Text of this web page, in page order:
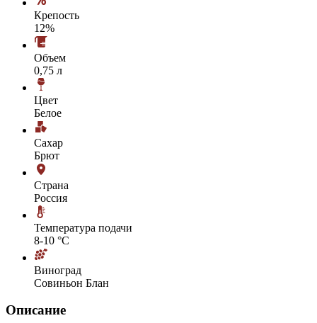
Крепость
12%
Объем
0,75 л
Цвет
Белое
Сахар
Брют
Страна
Россия
Температура подачи
8-10 °С
Виноград
Совиньон Блан
Описание